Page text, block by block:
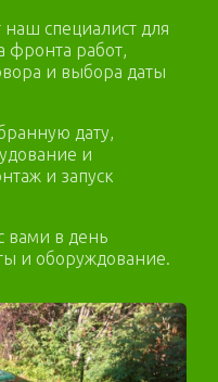
специалист для
фронта работ,
и выбора даты
дату,
и
и запуск
вами в день
и оборуждование.